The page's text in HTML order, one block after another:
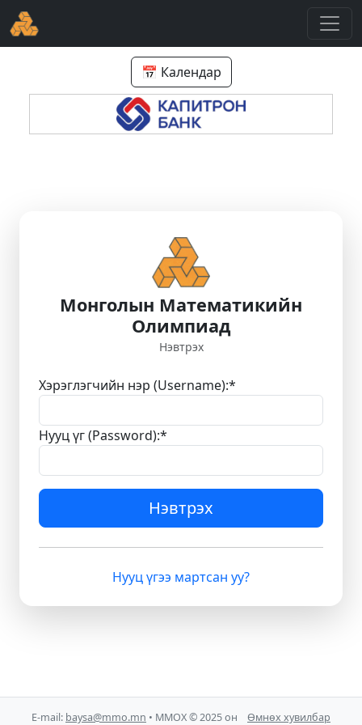
📅 Календар
Монголын Математикийн
Олимпиад
Нэвтрэх
Хэрэглэгчийн нэр (Username):*
Нууц үг (Password):*
Нэвтрэх
Нууц үгээ мартсан уу?
E-mail: baysa@mmo.mn • ММОХ © 2025 он Өмнөх хувилбар